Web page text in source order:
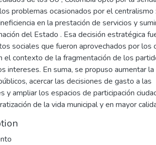
problemas ocasionados por el centralismo
en la prestación de servicios y
del Estado . Esa decisión estratégica
sociales que fueron aprovechados por
el contexto de la fragmentación de los
intereses. En suma, se propuso aumentar
acercar las decisiones de gasto a las
y ampliar los espacios de participación
de la vida municipal y en mayor